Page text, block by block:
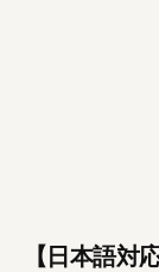
【日本語対